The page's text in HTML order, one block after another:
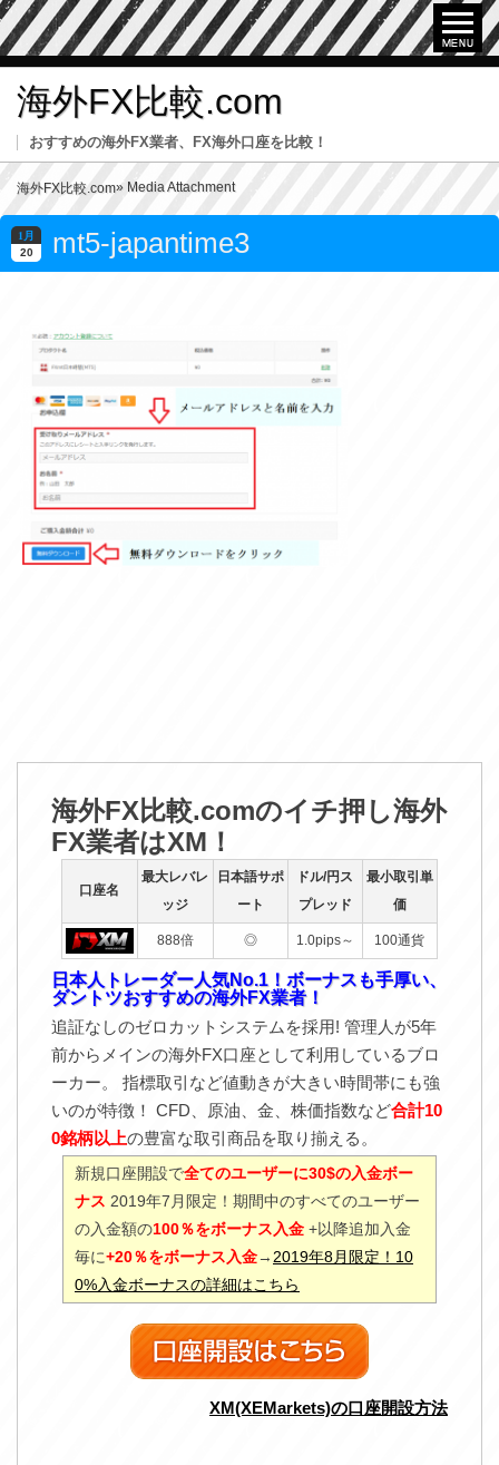
海外FX比較.com
おすすめの海外FX業者、FX海外口座を比較！
海外FX比較.com» Media Attachment
1月
20 mt5-japantime3
海外FX比較.comのイチ押し海外
FX業者はXM！
口座名
最大レバレ
ッジ
日本語サポ
ート
ドル/円ス
プレッド
最小取引単
価
888倍 ◎ 1.0pips～ 100通貨
日本人トレーダー人気No.1！ボーナスも手厚い、
ダントツおすすめの海外FX業者！
追証なしのゼロカットシステムを採用! 管理人が5年
前からメインの海外FX口座として利用しているブロ
ーカー。 指標取引など値動きが大きい時間帯にも強
いのが特徴！ CFD、原油、金、株価指数など合計10
0銘柄以上の豊富な取引商品を取り揃える。
新規口座開設で全てのユーザーに30$の入金ボー
ナス 2019年7月限定！期間中のすべてのユーザー
の入金額の100％をボーナス入金 +以降追加入金
毎に+20％をボーナス入金→ 2019年8月限定！10
0%入金ボーナスの詳細はこちら
XM(XEMarkets)の口座開設方法